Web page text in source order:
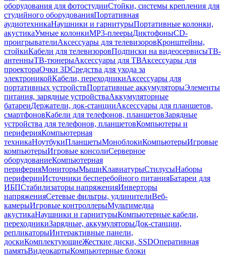
оборудования для фотостудииСтойки, системы крепления для
студийного оборудованияПортативная
аудиотехникаНаушники и гарнитурыПортативные колонки,
акустикаУмные колонкиMP3-плеерыДиктофоныCD-
проигрывателиАксессуары для телевизоровКронштейны,
стойкиКабели для телевизоровПодписки на видеосервисыТВ-
антенныТВ-тюнерыАксессуары для ТВАксессуары для
проектораОчки 3DСредства для ухода за
электроникойКабели, переходникиАксессуары для
портативных устройствПортативные аккумуляторыЭлементы
питания, зарядные устройстваАккумуляторные
батареиДержатели, док-станцииАксессуары для планшетов,
смартфоновКабели для телефонов, планшетовЗарядные
устройства для телефонов, планшетовКомпьютеры и
периферияКомпьютерная
техникаНоутбукиПланшетыМоноблокиКомпьютерыИгровые
компьютерыИгровые консолиСерверное
оборудованиеКомпьютерная
периферияМониторыМышиКлавиатурыСтилусыНаборы
периферииИсточники бесперебойного питанияБатареи для
ИБПСтабилизаторы напряженияИнверторы
напряженияСетевые фильтры, удлинителиВеб-
камерыИгровые контроллерыМультимедиа
акустикаНаушники и гарнитурыКомпьютерные кабели,
переходникиЗарядные, аккумуляторыДок-станции,
репликаторыИнтерактивные панели,
доскиКомплектующиеЖесткие диски, SSDОперативная
памятьВидеокартыКомпьютерные блоки